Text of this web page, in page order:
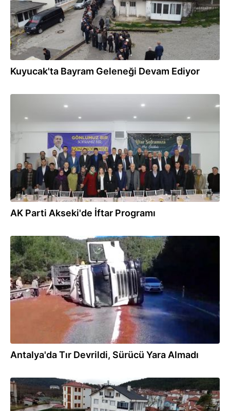
Kuyucak'ta Bayram Geleneği Devam Ediyor
AK Parti Akseki'de İftar Programı
22.02.2026
Antalya'da Tır Devrildi, Sürücü Yara Almadı
18.02.2026